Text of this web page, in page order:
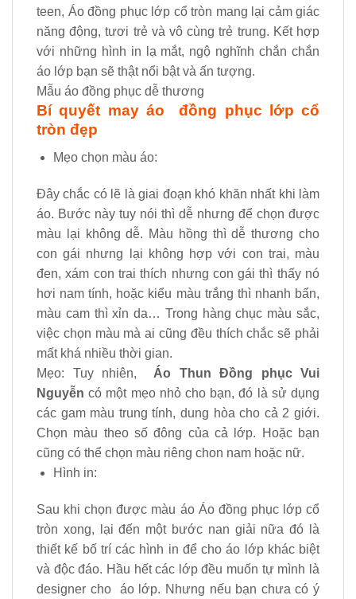
teen, Áo đồng phục lớp cổ tròn mang lại cảm giác
năng động, tươi trẻ và vô cùng trẻ trung. Kết hợp
với những hình in lạ mắt, ngộ nghĩnh chắn chắn
áo lớp bạn sẽ thật nổi bật và ấn tượng.
Mẫu áo đồng phục dễ thương
Bí quyết may áo đồng phục lớp cổ
tròn đẹp
Mẹo chọn màu áo:
Đây chắc có lẽ là giai đoạn khó khăn nhất khi làm
áo. Bước này tuy nói thì dễ nhưng để chọn được
màu lại không dễ. Màu hồng thì dễ thương cho
con gái nhưng lại không hợp với con trai, màu
đen, xám con trai thích nhưng con gái thì thấy nó
hơi nam tính, hoặc kiểu màu trắng thì nhanh bẩn,
màu cam thì xỉn da… Trong hàng chục màu sắc,
việc chọn màu mà ai cũng đều thích chắc sẽ phải
mất khá nhiều thời gian.
Mẹo: Tuy nhiên, Áo Thun Đồng phục Vui
Nguyễn có một mẹo nhỏ cho bạn, đó là sử dụng
các gam màu trung tính, dung hòa cho cả 2 giới.
Chọn màu theo số đông của cả lớp. Hoặc bạn
cũng có thể chọn màu riêng chon nam hoặc nữ.
Hình in:
Sau khi chọn được màu áo Áo đồng phục lớp cổ
tròn xong, lại đến một bước nan giải nữa đó là
thiết kế bố trí các hình in để cho áo lớp khác biệt
và độc đáo. Hầu hết các lớp đều muốn tự mình là
designer cho áo lớp. Nhưng nếu bạn chưa có ý